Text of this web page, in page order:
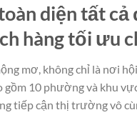
diện tất cả
hàng tối ưu
mơ, không chỉ là nơi
gồm 10 phường và khu
tiếp cận thị trường vô